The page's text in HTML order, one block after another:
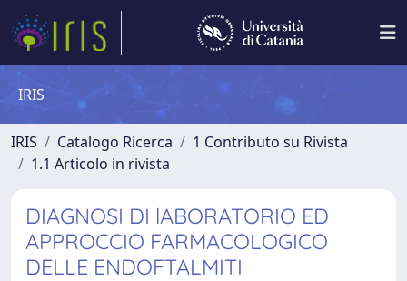
IRIS
IRIS Catalogo Ricerca
1 Contributo su Rivista
1.1 Articolo in rivista
DIAGNOSI DI lABORATORIO ED
APPROCCIO FARMACOLOGICO
DELLE ENDOFTALMITI